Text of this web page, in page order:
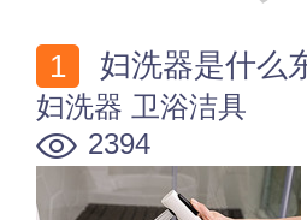
妇洗器是什么
妇洗器 卫浴洁具
2394